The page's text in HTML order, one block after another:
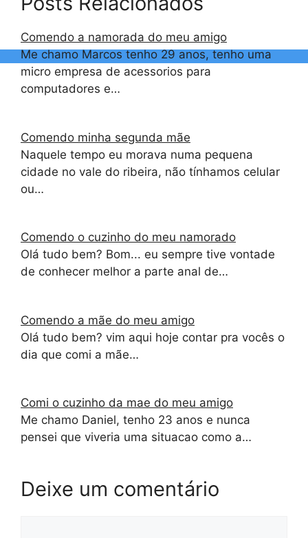
Comendo a namorada do meu amigo
Me chamo Marcos tenho 29 anos, tenho uma
micro empresa de acessorios para
computadores e…
Comendo minha segunda mãe
Naquele tempo eu morava numa pequena
cidade no vale do ribeira, não tínhamos celular
ou…
Comendo o cuzinho do meu namorado
Olá tudo bem? Bom... eu sempre tive vontade
de conhecer melhor a parte anal de…
Comendo a mãe do meu amigo
Olá tudo bem? vim aqui hoje contar pra vocês o
dia que comi a mãe…
Comi o cuzinho da mae do meu amigo
Me chamo Daniel, tenho 23 anos e nunca
pensei que viveria uma situacao como a…
Deixe um comentário